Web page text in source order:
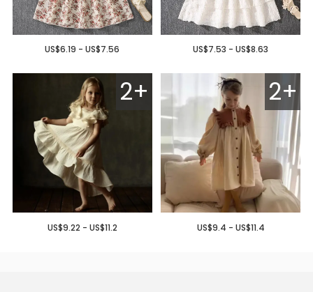
US$6.19 - US$7.56 US$7.53 - US$8.63
2+
US$9.22 - US$11.2
2+
US$9.4 - US$11.4